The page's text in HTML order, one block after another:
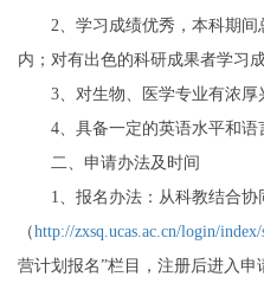
2、学习成绩优秀，本科期间
内；对有出色的科研成果者学习
3、对生物、医学专业有浓厚
4、具备一定的英语水平和语
二、申请办法及时间
1、报名办法：从科教结合协
（http://zxsq.ucas.ac.cn/login/index/
营计划报名”栏目，注册后进入